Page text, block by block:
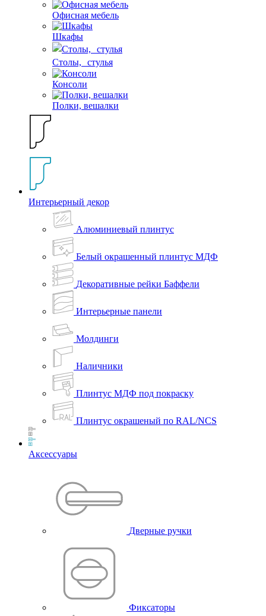
Офисная мебель
Шкафы
Столы, стулья
Консоли
Полки, вешалки
Интерьерный декор
Алюминиевый плинтус
Белый окрашенный плинтус МДФ
Декоративные рейки Баффели
Интерьерные панели
Молдинги
Наличники
Плинтус МДФ под покраску
Плинтус окрашеный по RAL/NCS
Аксессуары
Дверные ручки
Фиксаторы